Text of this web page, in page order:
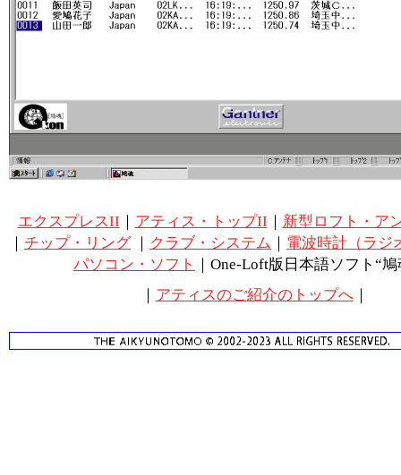
エクスプレスII ｜ アティス・トップII ｜ 新型ロフト・ア
｜ チップ・リング｜ クラブ・システム ｜ 電波時計（ラジ
パソコン・ソフト ｜One-Loft版日本語ソフト“
｜ アティスのご紹介のトップへ｜